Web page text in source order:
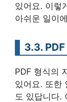
있어요. 이렇
아쉬운 일이
3.3. PDF
PDF 형식의
있어요. 또한
도 있답니다.